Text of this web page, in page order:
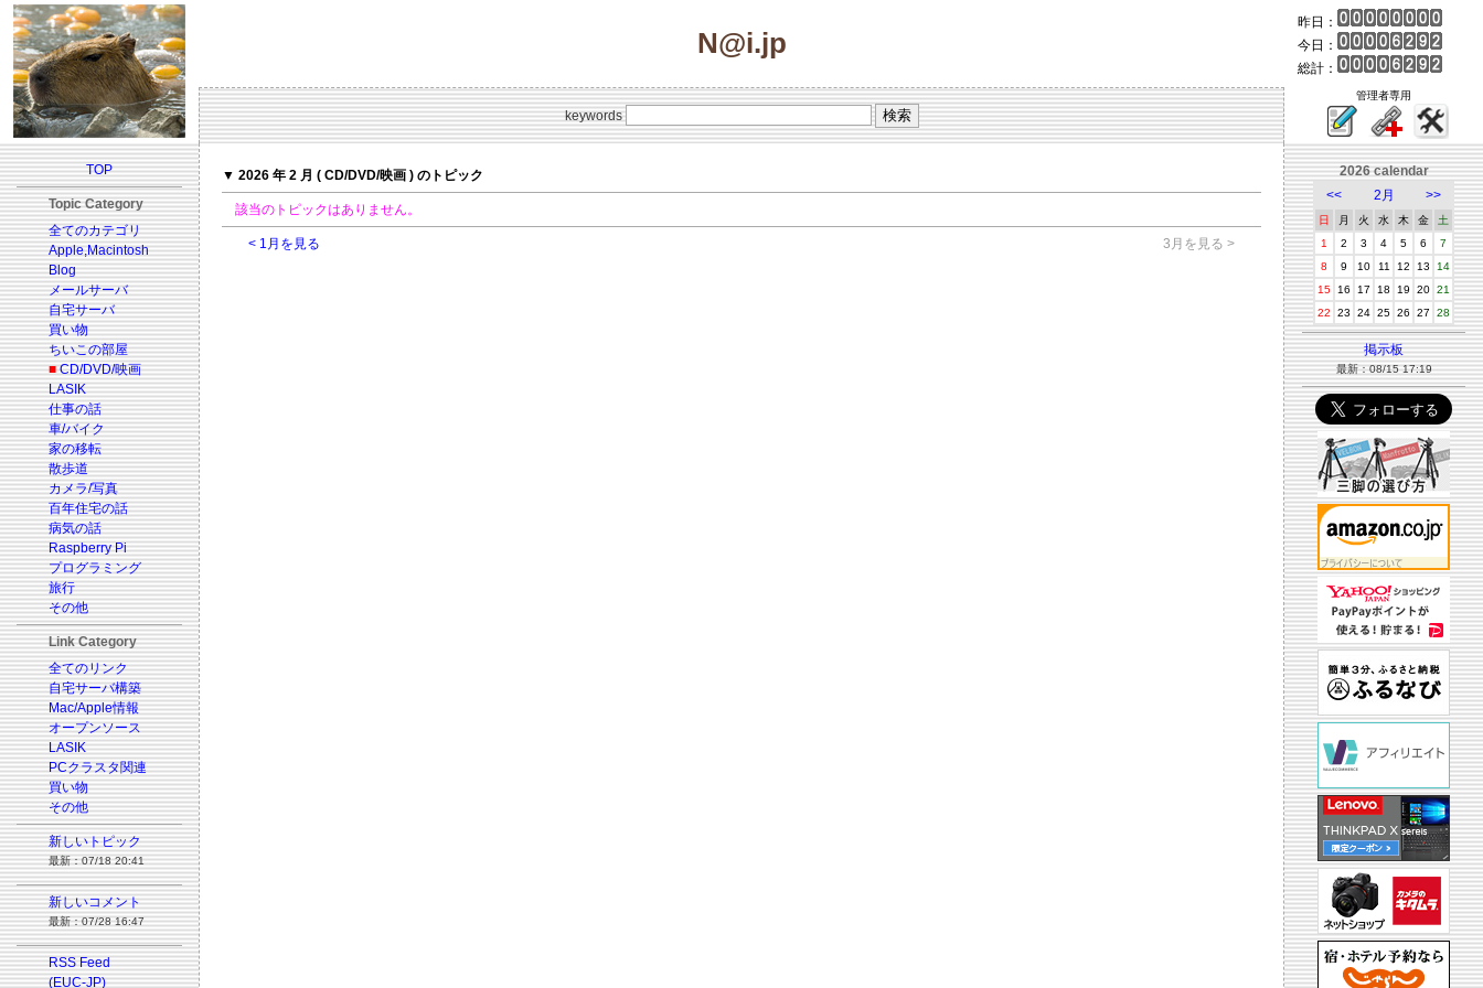
N@i.jp
昨日：
今日：
総計：
keywords
管理者専用
TOP
Topic Category
全てのカテゴリ
Apple,Macintosh
Blog
メールサーバ
自宅サーバ
買い物
ちいこの部屋
■ CD/DVD/映画
LASIK
仕事の話
車/バイク
家の移転
散歩道
カメラ/写真
百年住宅の話
病気の話
Raspberry Pi
プログラミング
旅行
その他
Link Category
全てのリンク
自宅サーバ構築
Mac/Apple情報
オープンソース
LASIK
PCクラスタ関連
買い物
その他
新しいトピック
最新：07/18 20:41
新しいコメント
最新：07/28 16:47
RSS Feed
(EUC-JP)
▼ 2026 年 2 月 ( CD/DVD/映画 ) のトピック
該当のトピックはありません。
< 1月を見る 3月を見る >
2026 calendar
<<
2月 >>
日 月 火 水 木 金
土
1
2 3 4 5 6
7
8
9 10 11 12 13
14
15
16 17 18 19 20 21
22
23 24 25 26 27 28
掲示板
最新：08/15 17:19